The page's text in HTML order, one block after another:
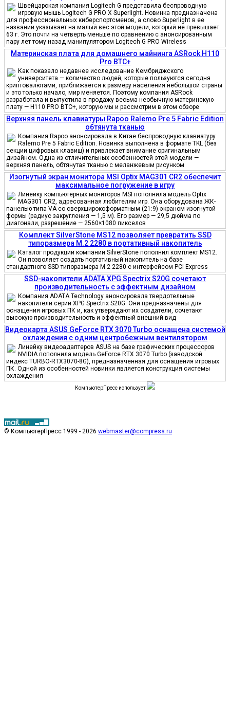
Швейцарская компания Logitech G представила беспроводную
игровую мышь Logitech G PRO X Superlight. Новинка предназначена
для профессиональных киберспортсменов, а слово Superlight в ее
названии указывает на малый вес этой модели, который не превышает
63 г. Это почти на четверть меньше по сравнению с анонсированным
пару лет тому назад манипулятором Logitech G PRO Wireless
Материнская плата для домашнего майнинга ASRock H110
Pro BTC+
Как показало недавнее исследование Кембриджского
университета — количество людей, которые пользуются сегодня
криптовалютами, приближается к размеру населения небольшой страны
и это только начало, мир меняется. Поэтому компания ASRock
разработала и выпустила в продажу весьма необычную материнскую
плату — H110 PRO BTC+, которую мы и рассмотрим в этом обзоре
Верхняя панель клавиатуры Rapoo Ralemo Pre 5 Fabric Edition
обтянута тканью
Компания Rapoo анонсировала в Китае беспроводную клавиатуру
Ralemo Pre 5 Fabric Edition. Новинка выполнена в формате TKL (без
секции цифровых клавиш) и привлекает внимание оригинальным
дизайном. Одна из отличительных особенностей этой модели —
верхняя панель, обтянутая тканью с меланжевым рисунком
Изогнутый экран монитора MSI Optix MAG301 CR2 обеспечит
максимальное погружение в игру
Линейку компьютерных мониторов MSI пополнила модель Optix
MAG301 CR2, адресованная любителям игр. Она оборудована ЖК-
панелью типа VA со сверхширокоформатным (21:9) экраном изогнутой
формы (радиус закругления — 1,5 м). Его размер — 29,5 дюйма по
диагонали, разрешение — 2560×1080 пикселов
Комплект SilverStone MS12 позволяет превратить SSD
типоразмера M.2 2280 в портативный накопитель
Каталог продукции компании SilverStone пополнил комплект MS12.
Он позволяет создать портативный накопитель на базе
стандартного SSD типоразмера M.2 2280 с интерфейсом PCI Express
SSD-накопители ADATA XPG Spectrix S20G сочетают
производительность с эффектным дизайном
Компания ADATA Technology анонсировала твердотельные
накопители серии XPG Spectrix S20G. Они предназначены для
оснащения игровых ПК и, как утверждают их создатели, сочетают
высокую производительность и эффектный внешний вид
Видеокарта ASUS GeForce RTX 3070 Turbo оснащена системой
охлаждения с одним центробежным вентилятором
Линейку видеоадаптеров ASUS на базе графических процессоров
NVIDIA пополнила модель GeForce RTX 3070 Turbo (заводской
индекс TURBO-RTX3070-8G), предназначенная для оснащения игровых
ПК. Одной из особенностей новинки является конструкция системы
охлаждения
КомпьютерПресс использует
© КомпьютерПресс 1999 - 2026 webmaster@compress.ru